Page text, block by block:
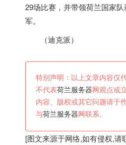
29场比赛，并带领荷兰国家
军。
（迪克派）
特别声明：以上文章内容仅
不代表荷兰服务器 网观点或
内容、版权或其它问题请于
与荷兰服务器 网联系。
[图文来源于网络,如有侵权,请